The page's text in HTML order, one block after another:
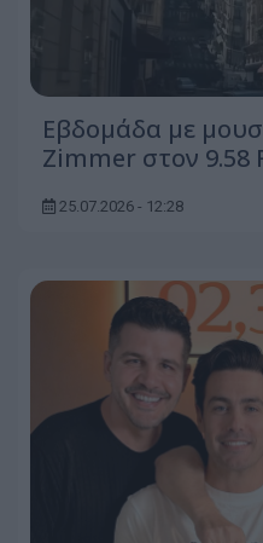
Εβδομάδα με
Zimmer στον 9.58
25.07.2026 - 12:28